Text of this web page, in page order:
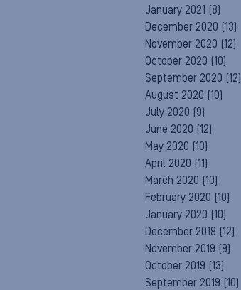
January 2021 (8)
December 2020 (13)
November 2020 (12)
October 2020 (10)
September 2020 (12)
August 2020 (10)
July 2020 (9)
June 2020 (12)
May 2020 (10)
April 2020 (11)
March 2020 (10)
February 2020 (10)
January 2020 (10)
December 2019 (12)
November 2019 (9)
October 2019 (13)
September 2019 (10)